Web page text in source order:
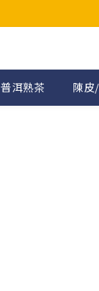
普洱熟茶 陳皮